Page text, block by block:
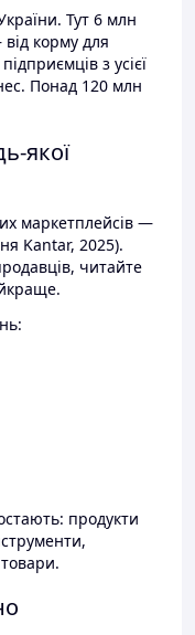
Тут 6 млн
корму для
з усієї
Понад 120 млн
якої
маркетплейсів —
Kantar, 2025).
читайте
продукти